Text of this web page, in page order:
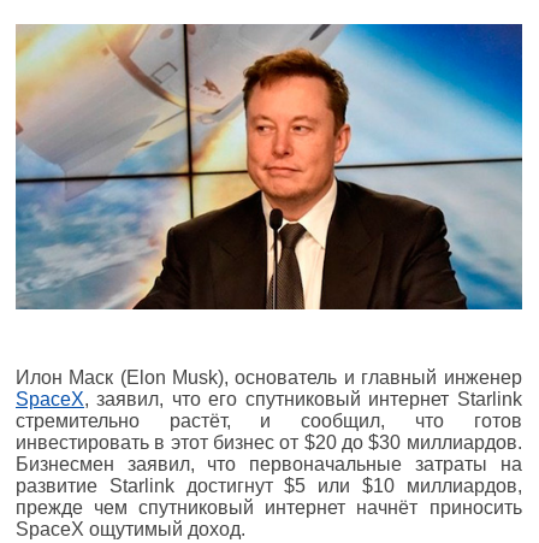
Илон Маск (Elon Musk), основатель и главный инженер
SpaceX, заявил, что его спутниковый интернет Starlink
стремительно растёт, и сообщил, что готов
инвестировать в этот бизнес от $20 до $30 миллиардов.
Бизнесмен заявил, что первоначальные затраты на
развитие Starlink достигнут $5 или $10 миллиардов,
прежде чем спутниковый интернет начнёт приносить
SpaceX ощутимый доход.